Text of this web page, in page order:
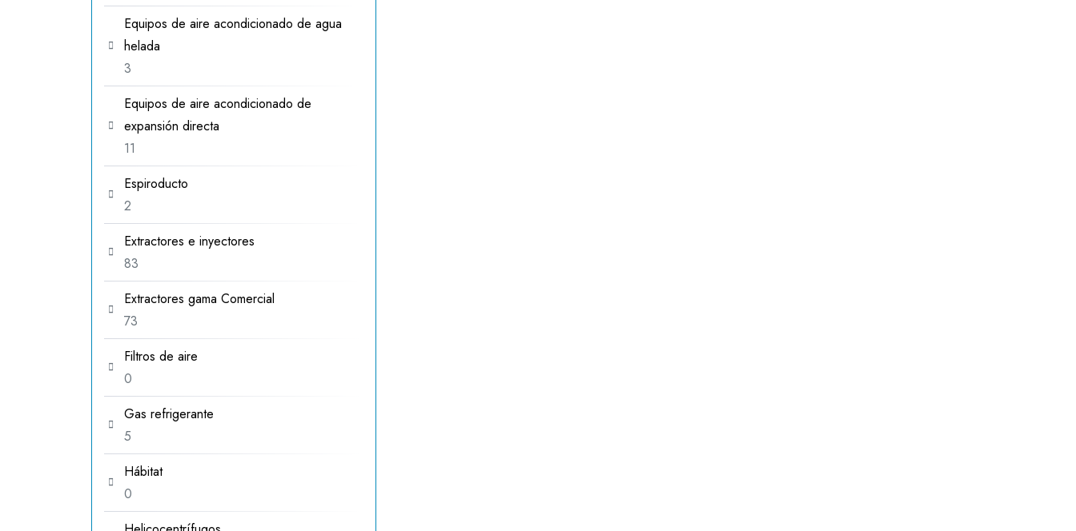
productos
Equipos de aire acondicionado de agua
helada
3
productos
Equipos de aire acondicionado de
expansión directa
11
productos
Espiroducto
2
productos
Extractores e inyectores
83
productos
Extractores gama Comercial
73
productos
Filtros de aire
0
productos
Gas refrigerante
5
productos
Hábitat
0
productos